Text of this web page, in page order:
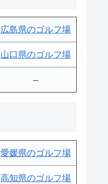
広島県のゴルフ場
山口県のゴルフ場
–
愛媛県のゴルフ場
高知県のゴルフ場